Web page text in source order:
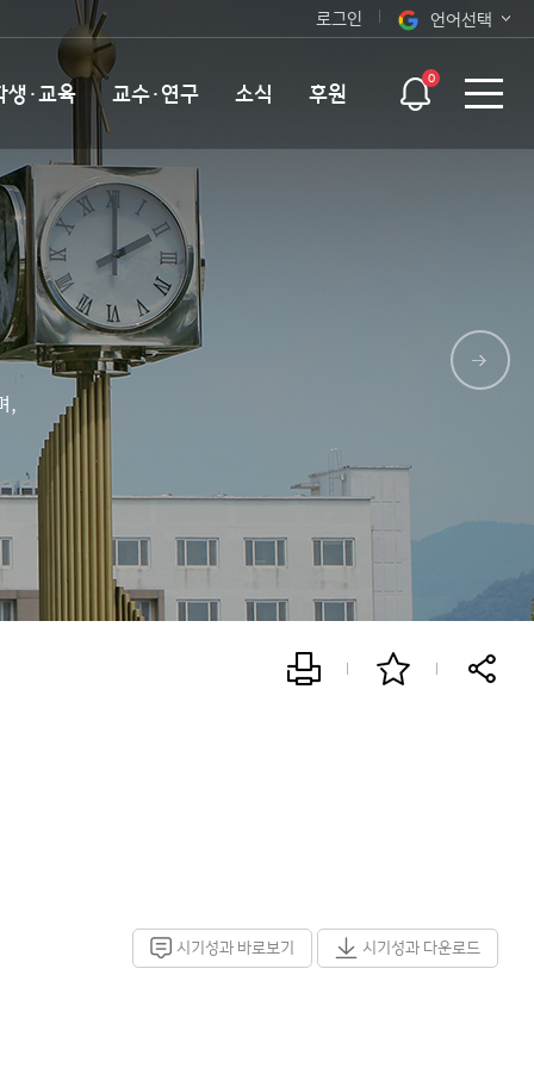
오늘 하루 보지 않기
로그인 언어선택
ENG
생·교육 교수·연구 소식 후원
0
,
시기성과 바로보기 시기성과 다운로드